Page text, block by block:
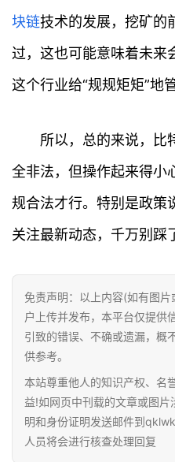
页
行
情
专
题
百
块链技术的发展，挖矿的
过，这也可能意味着未来
这个行业给“规规矩矩”地
所以，总的来说，比
全非法，但操作起来得小
规合法才行。特别是政策
关注最新动态，千万别踩
免责声明：以上内容(如有图
户上传并发布，本平台仅提供
引致的错误、不确或遗漏，概
供参考。
本站尊重他人的知识产权、名
益!如网页中刊载的文章或图
明和身份证明发送邮件到
人员将会进行核查处理回复